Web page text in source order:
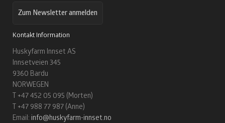
Zum Newsletter anmelden
Kontakt Information
Huskyfarm Innset AS
Innsetveien 345
9360 Bardu
NORWEGEN
T +47 452 05 095 (Morten)
T +47 988 77 987 (Anne)
Email: info@huskyfarm-innset.no